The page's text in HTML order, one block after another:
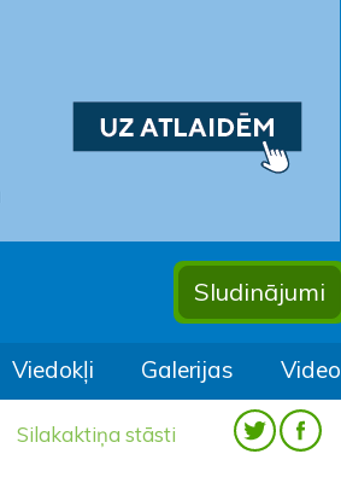
Sludinājumi
Viedokļi Galerijas Video
Silakaktiņa stāsti